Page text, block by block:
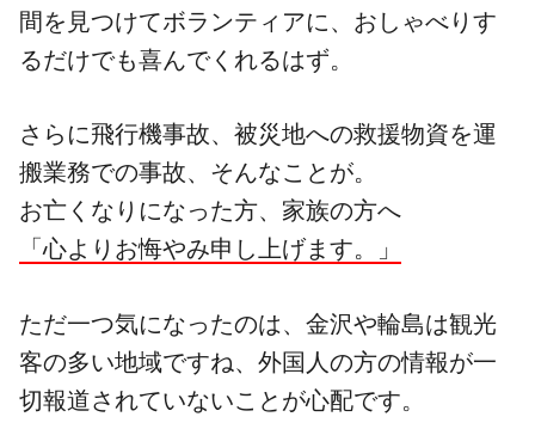
間を見つけてボランティアに、おしゃべりす
るだけでも喜んでくれるはず。
さらに飛行機事故、被災地への救援物資を運
搬業務での事故、そんなことが。
お亡くなりになった方、家族の方へ
「心よりお悔やみ申し上げます。」
ただ一つ気になったのは、金沢や輪島は観光
客の多い地域ですね、外国人の方の情報が一
切報道されていないことが心配です。